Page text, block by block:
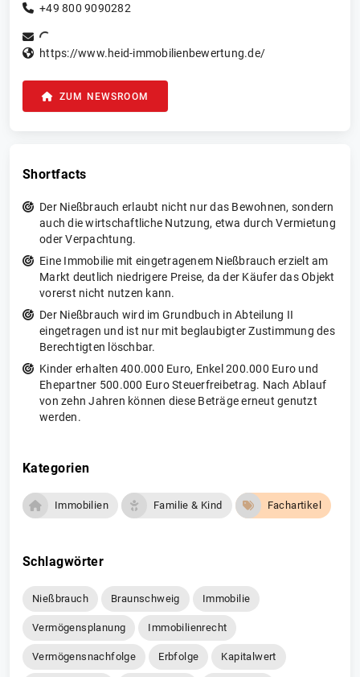
+49 800 9090282
https://www.heid-immobilienbewertung.de/
ZUM NEWSROOM
Shortfacts
Der Nießbrauch erlaubt nicht nur das Bewohnen, sondern
auch die wirtschaftliche Nutzung, etwa durch Vermietung
oder Verpachtung.
Eine Immobilie mit eingetragenem Nießbrauch erzielt am
Markt deutlich niedrigere Preise, da der Käufer das Objekt
vorerst nicht nutzen kann.
Der Nießbrauch wird im Grundbuch in Abteilung II
eingetragen und ist nur mit beglaubigter Zustimmung des
Berechtigten löschbar.
Kinder erhalten 400.000 Euro, Enkel 200.000 Euro und
Ehepartner 500.000 Euro Steuerfreibetrag. Nach Ablauf
von zehn Jahren können diese Beträge erneut genutzt
werden.
Kategorien
Immobilien Familie & Kind Fachartikel
Schlagwörter
Nießbrauch Braunschweig Immobilie
Vermögensplanung Immobilienrecht
Vermögensnachfolge Erbfolge Kapitalwert